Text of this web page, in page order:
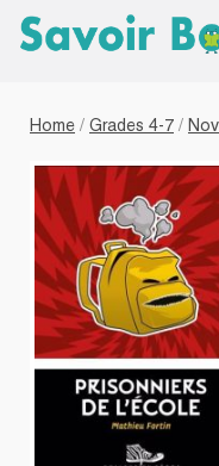
Home / Grades 4-7 /